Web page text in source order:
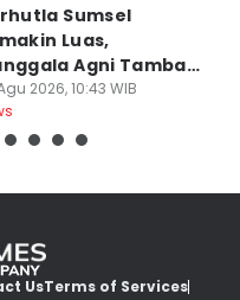
Sumsel
Luas,
Agni Tambah
Pemadam
2026, 10:43 WIB
UsTerms of Services